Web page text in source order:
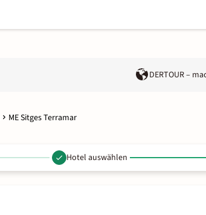
DERTOUR –
ME Sitges Terramar
Hotel auswählen